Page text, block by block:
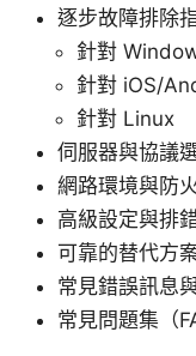
逐步故障排除
針對
針對 iOS/
針對 Linux
伺服器與協議
網路環境與防
高級設定與排
可靠的替代方
常見錯誤訊息
常見問題集（